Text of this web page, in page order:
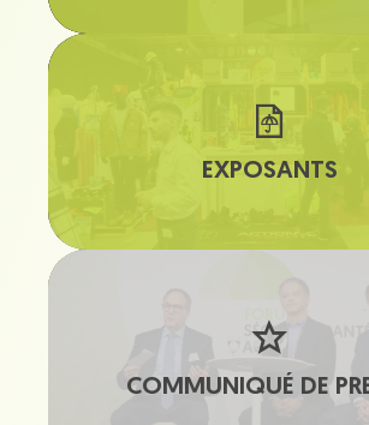
EXPOSANTS
COMMUNIQUÉ DE